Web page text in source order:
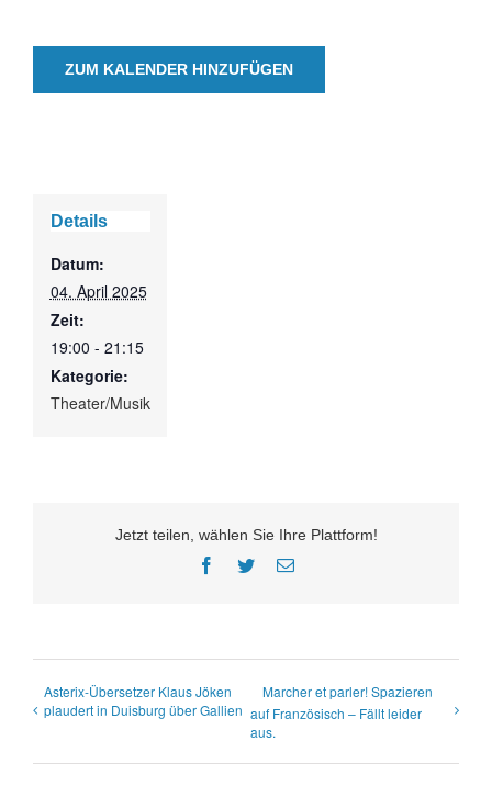
ZUM KALENDER HINZUFÜGEN
Details
Datum:
04. April 2025
Zeit:
19:00 - 21:15
Kategorie:
Theater/Musik
Jetzt teilen, wählen Sie Ihre Plattform!
Facebook
TwitterE-
Asterix-Übersetzer Klaus Jöken
plaudert in Duisburg über Gallien
Marcher et parler! Spazieren
auf Französisch – Fällt leider
aus.